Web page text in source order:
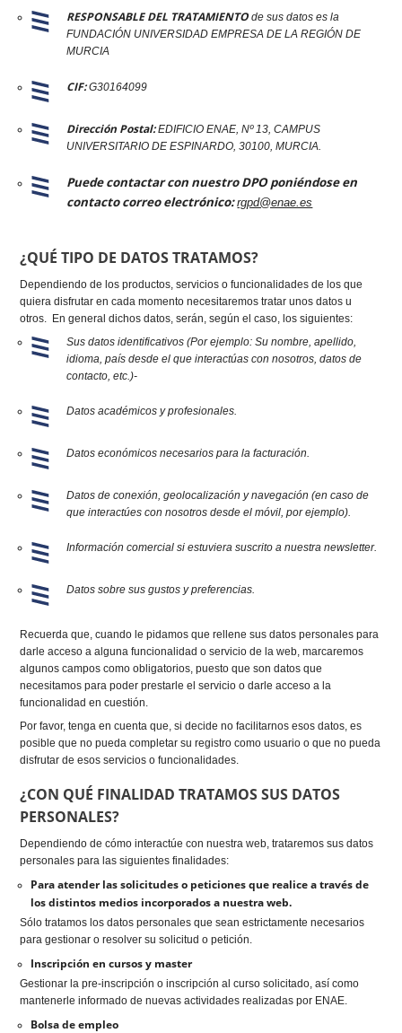
RESPONSABLE DEL TRATAMIENTOde sus datos es la
FUNDACIÓN UNIVERSIDAD EMPRESA DE LA REGIÓN DE
MURCIA
CIF:G30164099
Dirección Postal:EDIFICIO ENAE, Nº 13, CAMPUS
UNIVERSITARIO DE ESPINARDO, 30100, MURCIA.
Puede contactar con nuestro DPO poniéndose en
contacto correo electrónico:rgpd@enae.es
¿QUÉ TIPO DE DATOS TRATAMOS?
Dependiendo de los productos, servicios o funcionalidades de los que
quiera disfrutar en cada momento necesitaremos tratar unos datos u
otros. En general dichos datos, serán, según el caso, los siguientes:
Sus datos identificativos (Por ejemplo: Su nombre, apellido,
idioma, país desde el que interactúas con nosotros, datos de
contacto, etc.)-
Datos académicos y profesionales.
Datos económicos necesarios para la facturación.
Datos de conexión, geolocalización y navegación (en caso de
que interactúes con nosotros desde el móvil, por ejemplo).
Información comercial si estuviera suscrito a nuestra newsletter.
Datos sobre sus gustos y preferencias.
Recuerda que, cuando le pidamos que rellene sus datos personales para
darle acceso a alguna funcionalidad o servicio de la web, marcaremos
algunos campos como obligatorios, puesto que son datos que
necesitamos para poder prestarle el servicio o darle acceso a la
funcionalidad en cuestión.
Por favor, tenga en cuenta que, si decide no facilitarnos esos datos, es
posible que no pueda completar su registro como usuario o que no pueda
disfrutar de esos servicios o funcionalidades.
¿CON QUÉ FINALIDAD TRATAMOS SUS DATOS
PERSONALES?
Dependiendo de cómo interactúe con nuestra web, trataremos sus datos
personales para las siguientes finalidades:
Para atender las solicitudes o peticiones que realice a través de
los distintos medios incorporados a nuestra web.
Sólo tratamos los datos personales que sean estrictamente necesarios
para gestionar o resolver su solicitud o petición.
Inscripción en cursos y master
Gestionar la pre-inscripción o inscripción al curso solicitado, así como
mantenerle informado de nuevas actividades realizadas por ENAE.
Bolsa de empleo